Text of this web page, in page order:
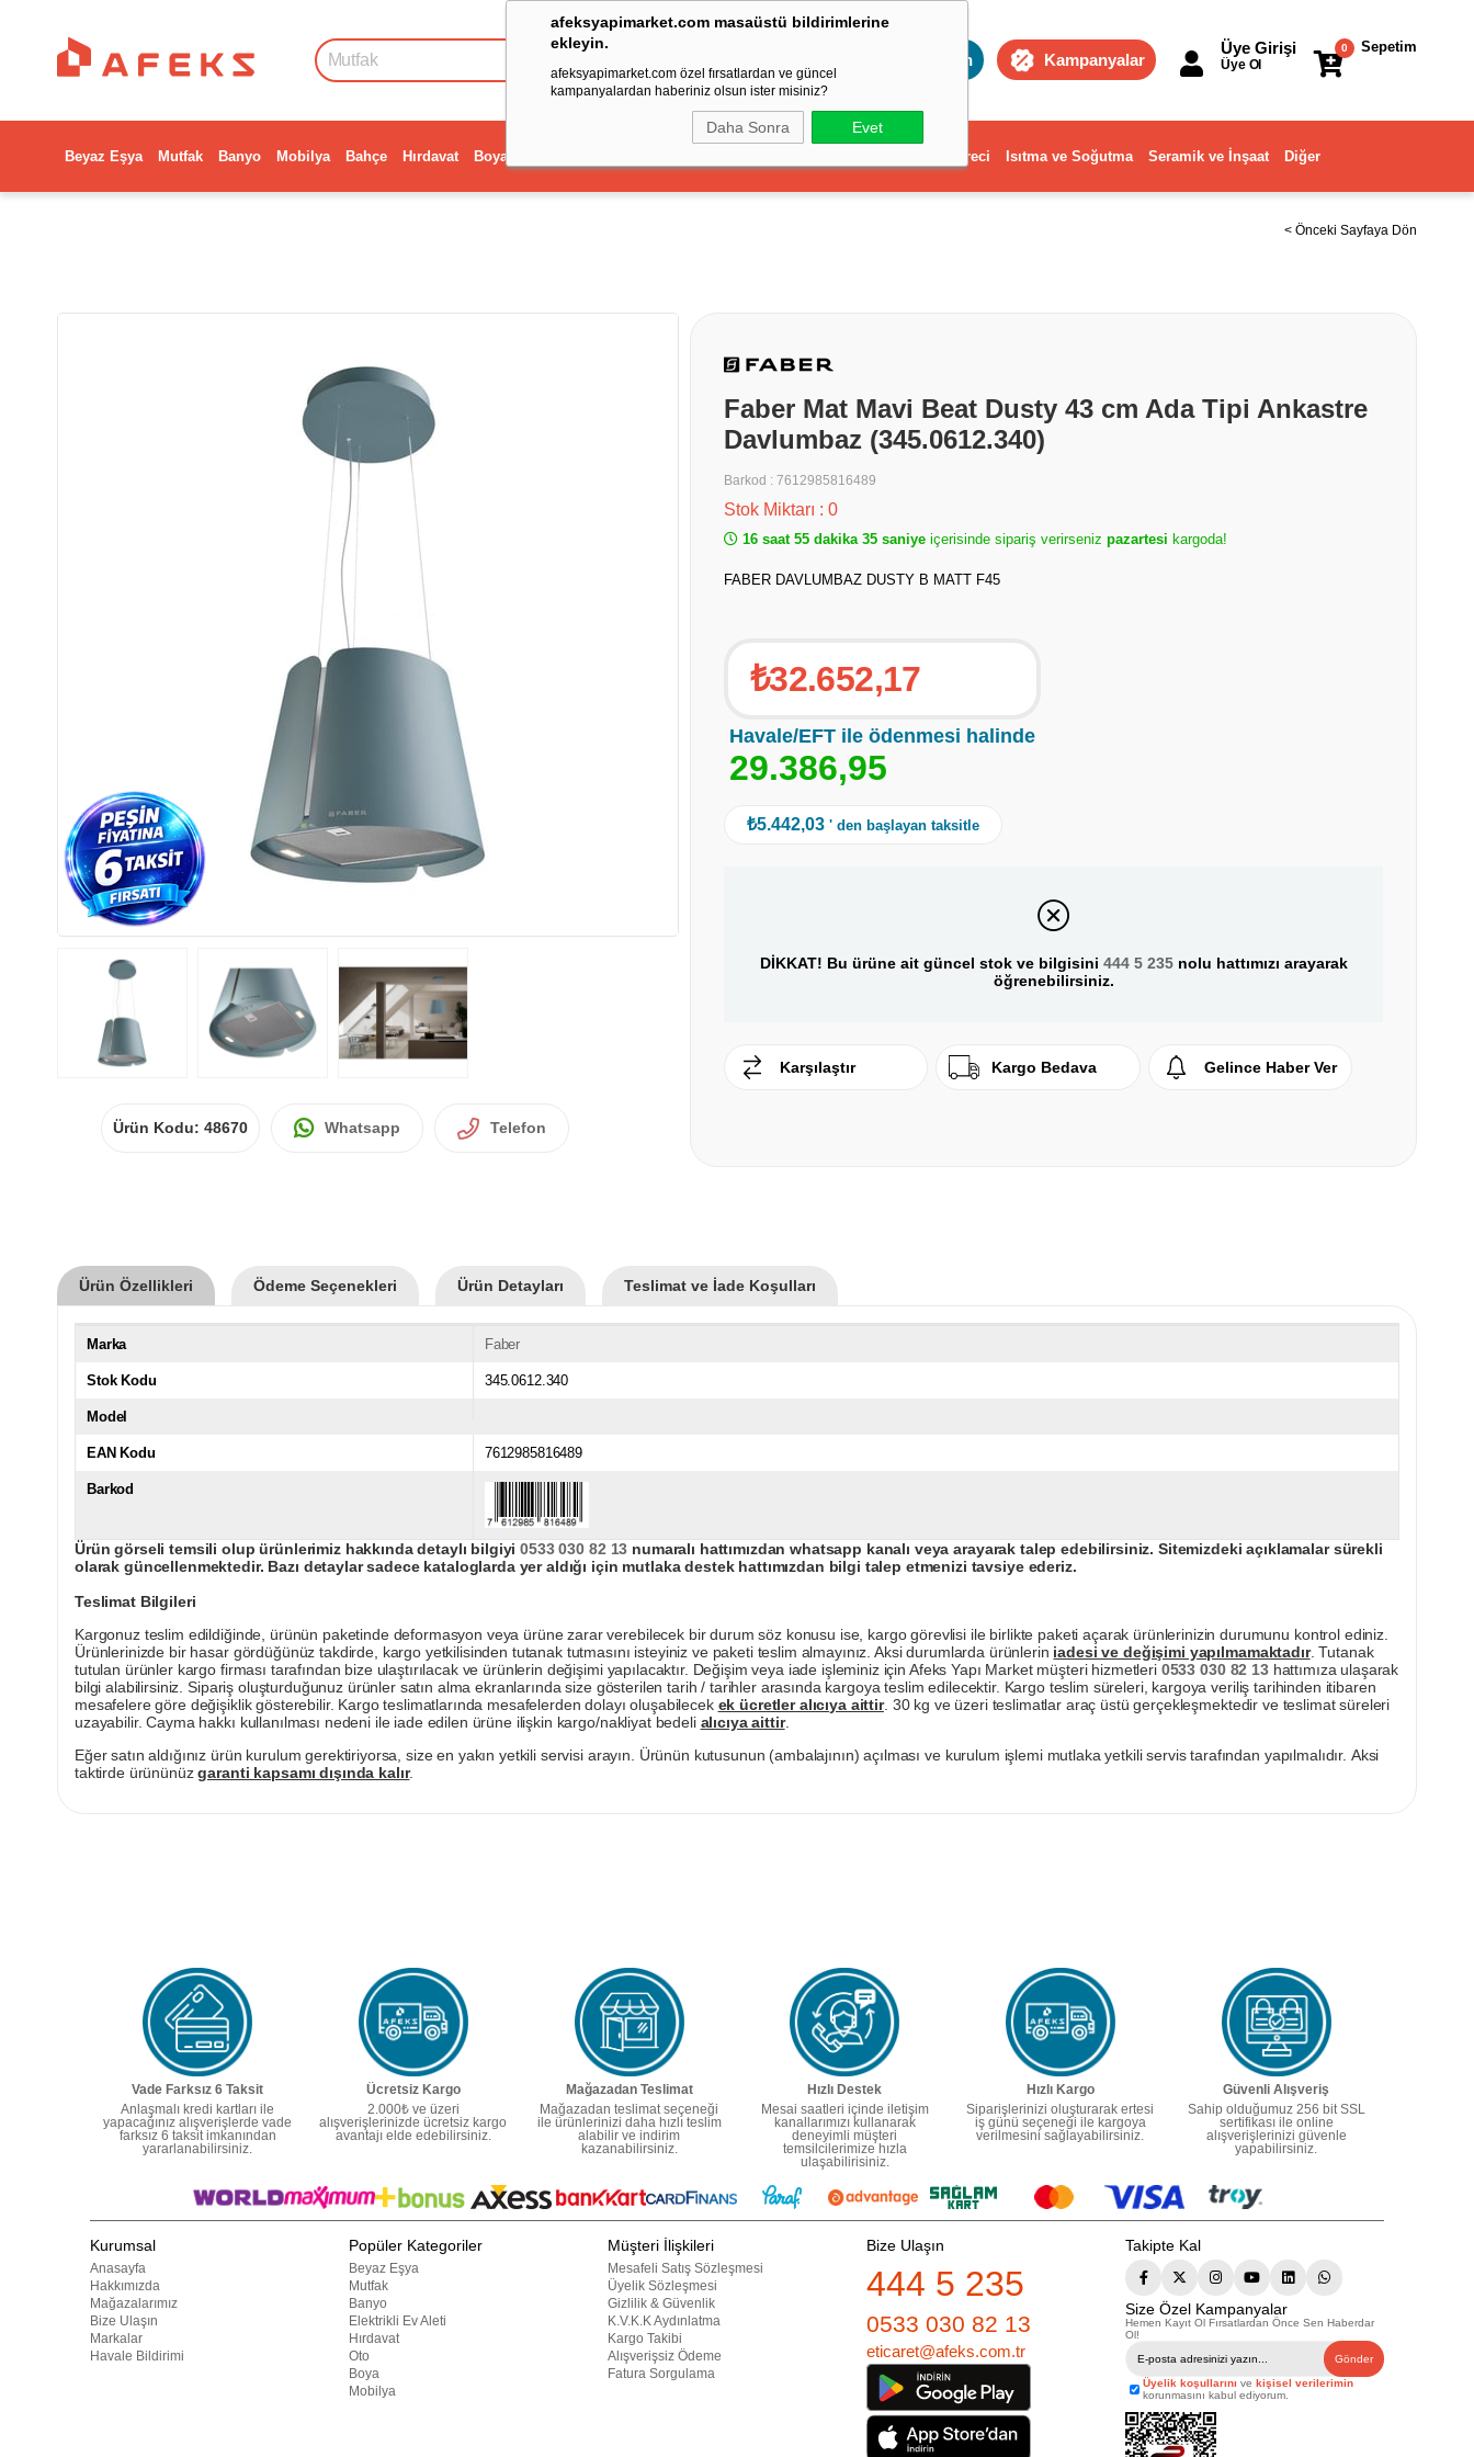
afeksyapimarket.com masaüstü bildirimlerine
ekleyin.
afeksyapimarket.com özel fırsatlardan ve güncel
kampanyalardan haberiniz olsun ister misiniz?
Daha Sonra Evet
Toptan Kampanyalar
Sepetim
0
Üye Girişi
Üye Ol
Beyaz Eşya Mutfak Banyo Mobilya Bahçe Hırdavat Boya Dekorasyon ve Ev Gereci Isıtma ve Soğutma Seramik ve İnşaat Diğer
< Önceki Sayfaya Dön
Ürün Kodu: 48670 Whatsapp Telefon
Faber Mat Mavi Beat Dusty 43 cm Ada Tipi Ankastre
Davlumbaz (345.0612.340)
Barkod : 7612985816489
Stok Miktarı : 0
16 saat 55 dakika 34 saniye içerisinde sipariş verirseniz pazartesi kargoda!
FABER DAVLUMBAZ DUSTY B MATT F45
₺32.652,17
Havale/EFT ile ödenmesi halinde
29.386,95
₺5.442,03 ' den başlayan taksitle
DİKKAT! Bu ürüne ait güncel stok ve bilgisini 444 5 235nolu hattımızı arayarak
öğrenebilirsiniz.
Karşılaştır Kargo Bedava Gelince Haber Ver
Ürün Özellikleri Ödeme Seçenekleri Ürün Detayları Teslimat ve İade Koşulları
Marka Faber
Stok Kodu 345.0612.340
Model
EAN Kodu 7612985816489
Barkod
Ürün görseli temsili olup ürünlerimiz hakkında detaylı bilgiyi0533 030 82 13 numaralı hattımızdan whatsapp kanalı veya arayarak talep edebilirsiniz. Sitemizdeki açıklamalar sürekli
olarak güncellenmektedir. Bazı detaylar sadece kataloglarda yer aldığı için mutlaka destek hattımızdan bilgi talep etmenizi tavsiye ederiz.
Teslimat Bilgileri
Kargonuz teslim edildiğinde, ürünün paketinde deformasyon veya ürüne zarar verebilecek bir durum söz konusu ise, kargo görevlisi ile birlikte paketi açarak ürünlerinizin durumunu kontrol ediniz.
Ürünlerinizde bir hasar gördüğünüz takdirde, kargo yetkilisinden tutanak tutmasını isteyiniz ve paketi teslim almayınız. Aksi durumlarda ürünlerin iadesi ve değişimi yapılmamaktadır. Tutanak
tutulan ürünler kargo firması tarafından bize ulaştırılacak ve ürünlerin değişimi yapılacaktır. Değişim veya iade işleminiz için Afeks Yapı Market müşteri hizmetleri 0533 030 82 13hattımıza ulaşarak
bilgi alabilirsiniz. Sipariş oluşturduğunuz ürünler satın alma ekranlarında size gösterilen tarih / tarihler arasında kargoya teslim edilecektir. Kargo teslim süreleri, kargoya veriliş tarihinden itibaren
mesafelere göre değişiklik gösterebilir. Kargo teslimatlarında mesafelerden dolayı oluşabilecek ek ücretler alıcıya aittir. 30 kg ve üzeri teslimatlar araç üstü gerçekleşmektedir ve teslimat süreleri
uzayabilir. Cayma hakkı kullanılması nedeni ile iade edilen ürüne ilişkin kargo/nakliyat bedeli alıcıya aittir.
Eğer satın aldığınız ürün kurulum gerektiriyorsa, size en yakın yetkili servisi arayın. Ürünün kutusunun (ambalajının) açılması ve kurulum işlemi mutlaka yetkili servis tarafından yapılmalıdır. Aksi
taktirde ürününüzgaranti kapsamı dışında kalır.
Vade Farksız 6 Taksit
Anlaşmalı kredi kartları ile
yapacağınız alışverişlerde vade
farksız 6 taksit imkanından
yararlanabilirsiniz.
Ücretsiz Kargo
2.000₺ ve üzeri
alışverişlerinizde ücretsiz kargo
avantajı elde edebilirsiniz.
Mağazadan Teslimat
Mağazadan teslimat seçeneği
ile ürünlerinizi daha hızlı teslim
alabilir ve indirim
kazanabilirsiniz.
Hızlı Destek
Mesai saatleri içinde iletişim
kanallarımızı kullanarak
deneyimli müşteri
temsilcilerimize hızla
ulaşabilirisiniz.
Hızlı Kargo
Siparişlerinizi oluşturarak ertesi
iş günü seçeneği ile kargoya
verilmesini sağlayabilirsiniz.
Güvenli Alışveriş
Sahip olduğumuz 256 bit SSL
sertifikası ile online
alışverişlerinizi güvenle
yapabilirsiniz.
Kurumsal
Anasayfa
Hakkımızda
Mağazalarımız
Bize Ulaşın
Markalar
Havale Bildirimi
Popüler Kategoriler
Beyaz Eşya
Mutfak
Banyo
Elektrikli Ev Aleti
Hırdavat
Oto
Boya
Mobilya
Müşteri İlişkileri
Mesafeli Satış Sözleşmesi
Üyelik Sözleşmesi
Gizlilik & Güvenlik
K.V.K.K Aydınlatma
Kargo Takibi
Alışverişsiz Ödeme
Fatura Sorgulama
Bize Ulaşın
444 5 235
0533 030 82 13
eticaret@afeks.com.tr
Takipte Kal
Size Özel Kampanyalar
Hemen Kayıt Ol Fırsatlardan Önce Sen Haberdar
Ol!
Gönder
Üyelik koşullarını ve kişisel verilerimin
korunmasını kabul ediyorum.